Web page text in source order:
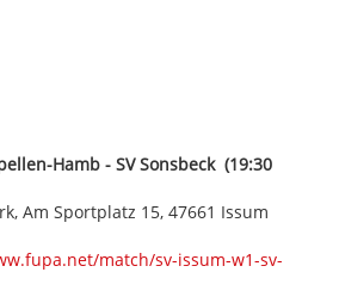
Hamb - SV Sonsbeck (19:30
Am Sportplatz 15, 47661 Issum
match/sv-issum-w1-sv-